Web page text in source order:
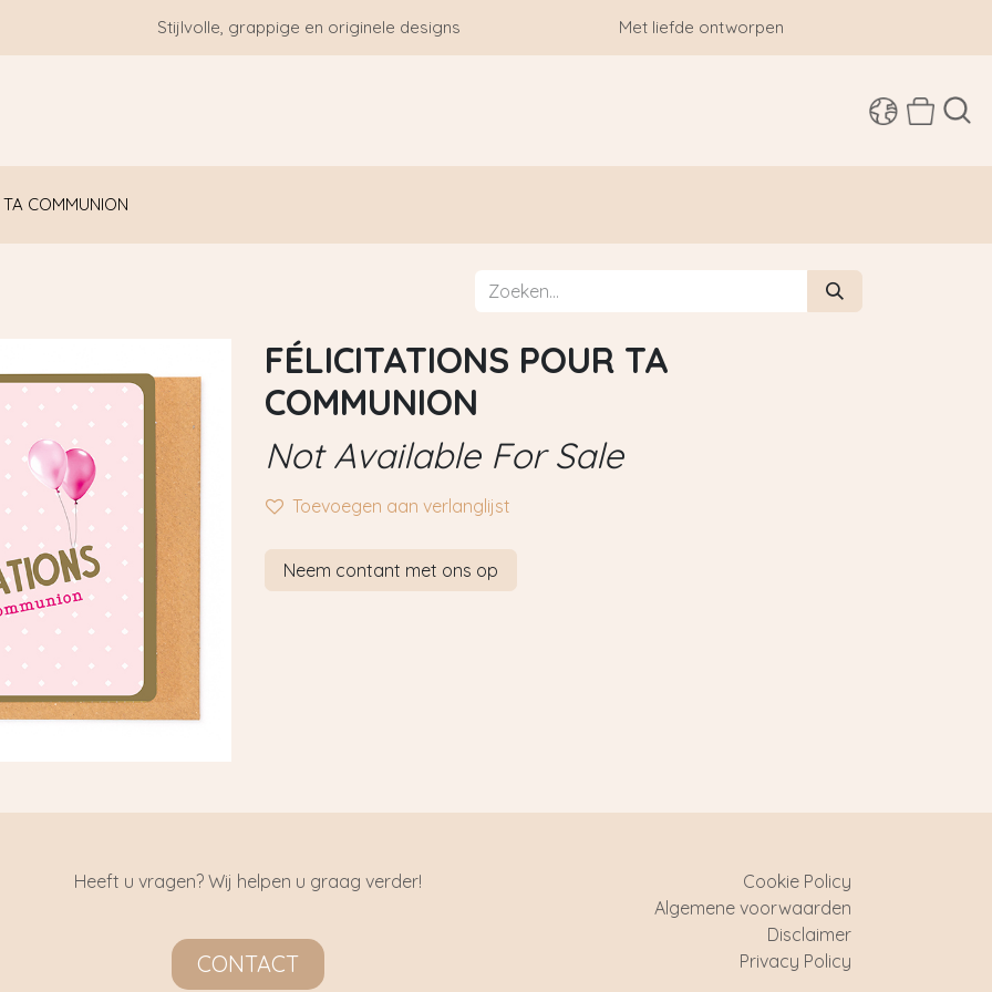
Stijlvolle, grappige en originele designs Met liefde ontworpen
COMMUNION
FÉLICITATIONS POUR TA
COMMUNION
Not Available For Sale
Toevoegen aan verlanglijst
Neem contant met ons op
Heeft u vragen? Wij helpen u graag verder!
CONTACT
Cookie Policy
Algemene voorwaarden
Disclaimer
Privacy Policy